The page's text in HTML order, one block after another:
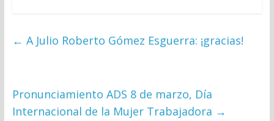
← A Julio Roberto Gómez Esguerra: ¡gracias!
Pronunciamiento ADS 8 de marzo, Día
Internacional de la Mujer Trabajadora →